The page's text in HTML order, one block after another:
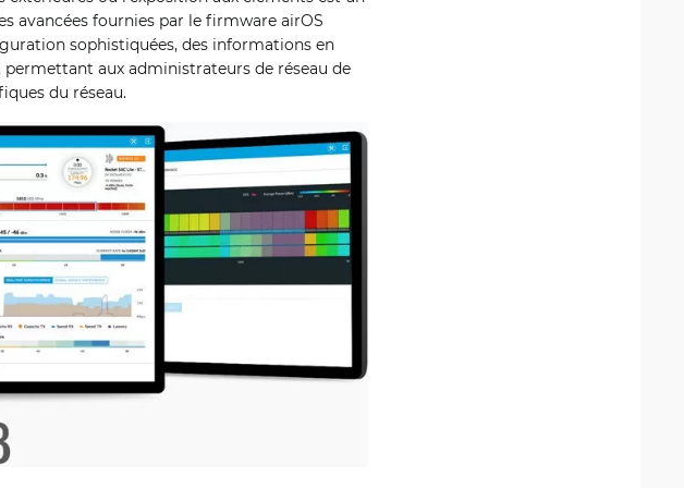
avancées fournies par le firmware airOS
sophistiquées, des informations en
aux administrateurs de réseau de
du réseau.